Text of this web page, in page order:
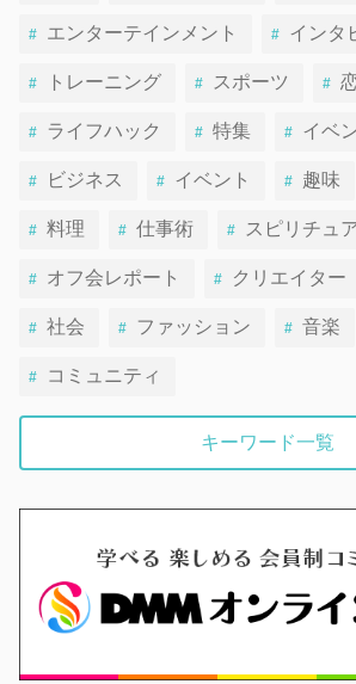
エンターテインメント インタ
トレーニング スポーツ
ライフハック 特集 イベ
ビジネス イベント 趣味
料理 仕事術 スピリチュ
オフ会レポート クリエイター
社会 ファッション 音楽
コミュニティ
キーワード一覧